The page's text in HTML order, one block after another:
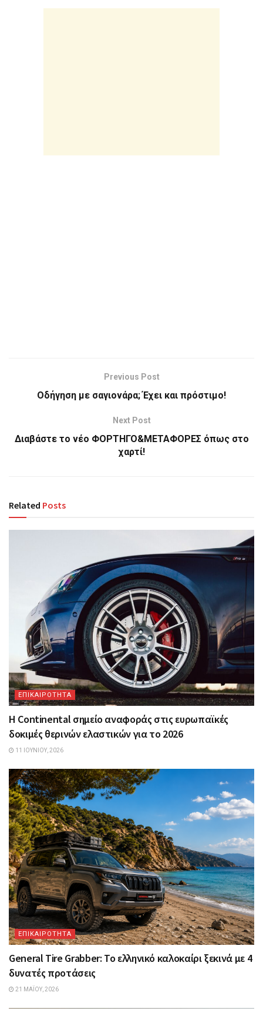
Previous Post
Οδήγηση με σαγιονάρα; Έχει και πρόστιμο!
Next Post
Διαβάστε το νέο ΦΟΡΤΗΓΟ&ΜΕΤΑΦΟΡΕΣ όπως στο
χαρτί!
Related Posts
ΕΠΙΚΑΙΡΟΤΗΤΑ
Η Continental σημείο αναφοράς στις ευρωπαϊκές
δοκιμές θερινών ελαστικών για το 2026
11 ΙΟΥΝΊΟΥ, 2026
ΕΠΙΚΑΙΡΟΤΗΤΑ
General Tire Grabber: Το ελληνικό καλοκαίρι ξεκινά με 4
δυνατές προτάσεις
21 ΜΑΪ́ΟΥ, 2026